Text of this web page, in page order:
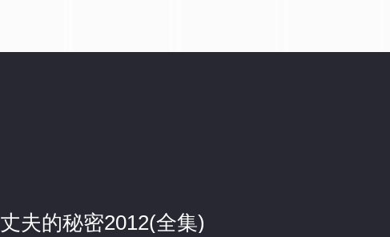
丈夫的秘密2012(全集)